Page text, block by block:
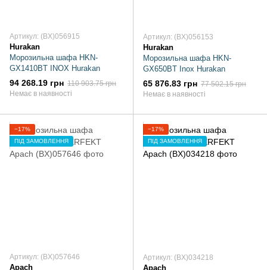
Артикул: (BX)056915
Hurakan
Морозильна шафа HKN-
GX1410BT INOX Hurakan
94 268.19 грн 110 903.75 грн
Немає в наявності
Артикул: (BX)056153
Hurakan
Морозильна шафа HKN-
GX650BT Inox Hurakan
65 876.83 грн 77 502.15 грн
Немає в наявності
−17%
ПІД ЗАМОВЛЕННЯ
Артикул: (BX)057646
Apach
−17%
ПІД ЗАМОВЛЕННЯ
Артикул: (BX)034218
Apach